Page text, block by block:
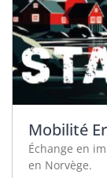
Mobilité
Échange en
en Norvège.